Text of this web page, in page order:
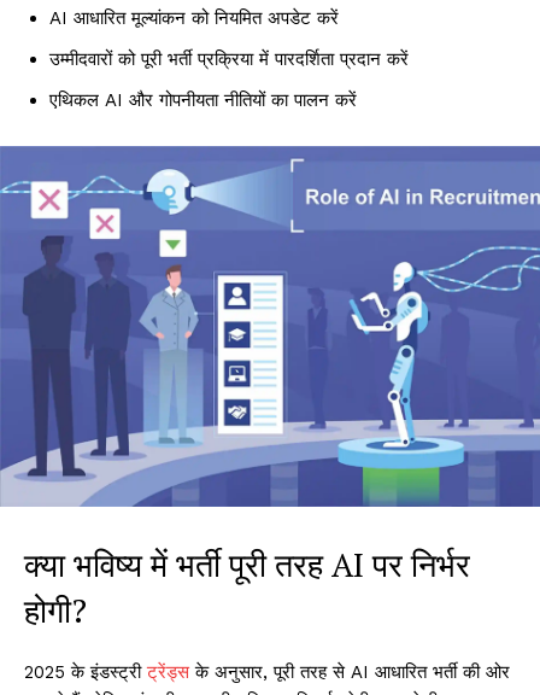
AI आधारित मूल्यांकन को नियमित अपडेट करें
उम्मीदवारों को पूरी भर्ती प्रक्रिया में पारदर्शिता प्रदान करें
एथिकल AI और गोपनीयता नीतियों का पालन करें
क्या भविष्य में भर्ती पूरी तरह AI पर निर्भर
होगी?
2025 के इंडस्ट्रीट्रेंड्सके अनुसार, पूरी तरह से AI आधारित भर्ती की ओर